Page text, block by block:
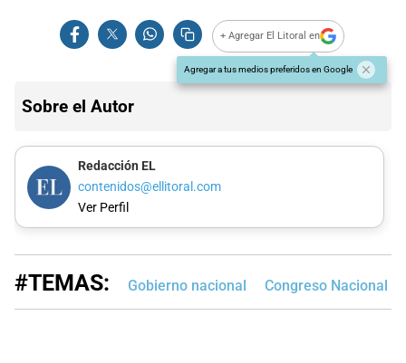
+ Agregar El Litoral en
Agregar a tus medios preferidos en Google
Sobre el Autor
Redacción EL
contenidos@ellitoral.com
Ver Perfil
#TEMAS: Gobierno nacional Congreso Nacional